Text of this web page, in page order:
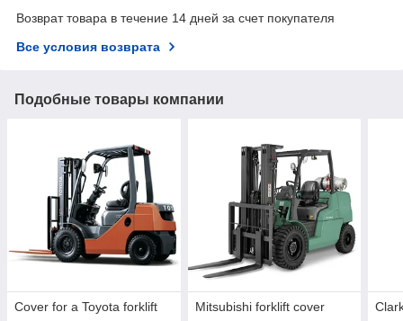
Возврат товара в течение 14 дней за счет покупателя
Все условия возврата
Подобные товары компании
Cover for a Toyota forklift Mitsubishi forklift cover